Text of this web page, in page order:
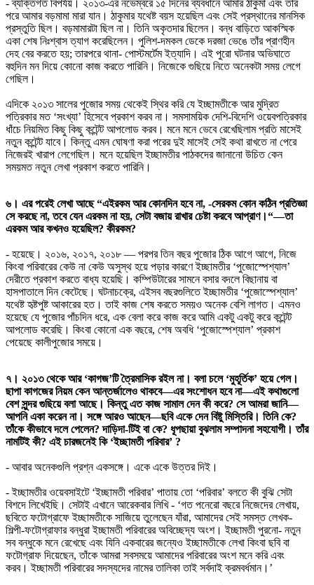
- ব্যক্তিগত বিপর্যয়। ২০১৩-এর নভেম্বরে ১৫ দিনের ব্যবধানে আমার ঠাকুমা এবং তার
পরে আমার বড়মামা মারা যান। ঠাকুমার যথেষ্ট বয়স হয়েছিল এবং সেই প্রস্থানের মানসিক
প্রস্তুতি ছিল। বড়মামারটা ছিল না। তিনি অকৃতদার ছিলেন। বন্ধ বাড়িতে আকস্মিক
একা শেষ নিঃশ্বাস ত্যাগ করেছিলেন। পুলিশ-দমকল ডেকে দরজা ভেঙে তাঁর প্রাণহীন
দেহ বের করতে হয়; তারপরে থানা- পোস্টমর্টেম ইত্যাদি। এই পুরো ঘটনার অভিঘাতে
বহুদিন মন দিয়ে কোনো কাজ করতে পারিনি। নিজেকে গুছিয়ে নিতে অনেকটা সময় লেগে
গেছিল।
এদিকে ২০১৩ সালের পুজোর সময় থেকেই স্থির করি যে ইচ্ছামতীকে আর মুদ্রিত
পত্রিকার মত ‘সংখ্যা’ হিসেবে প্রকাশ করব না। সমসাময়িক দেশি-বিদেশি ওয়েবপত্রিকার
ধাঁচে নিয়মিত কিছু কিছু কন্টেন্ট আপলোড করব। মনে মনে ভেবে রেখেছিলাম প্রতি মাসেই
নতুন কন্টেন্ট যাবে। কিন্তু এমন ঘোষণা করা পরের দুই মাসেই সেই কথা রাখতে না পেরে
নিজেরই খারাপ লেগেছিল। মনে হয়েছিল ইচ্ছামতীর পাঠকদের জানানো উচিত কেন
সময়মত নতুন লেখা প্রকাশ করতে পারিনি।
৬। এর পরেই লেখা আছে “এইরকম আর কোনদিন হবে না, -সেরকম কোন কঠিন প্রতিজ্ঞা
সে করছে না, তবে যেন এরকম না হয়, সেটা বজায় রাখার চেষ্টা করবে আপ্রাণ।“—তা
এরকম আর কখনও হয়েছিল? কীরকম?
- হয়েছে। ২০১৬, ২০১৭, ২০১৮ — পরপর তিন বছর পুজোর ঠিক আগে আগে, নিজে
কিংবা পরিবারের কেউ না কেউ অসুস্থ হয়ে পড়ার কারণে ইচ্ছামতীর ‘পুজোস্পেশ্যাল’
দেরীতে প্রকাশ করতে বাধ্য হয়েছি। কম্পিউটারের সামনে বসার বদলে বিছানায় বা
হাসপাতালে দিন কেটেছে। ঘটনাচক্রে, এইসব বছরগুলিতে ইচ্ছামতীর ‘পুজোস্পেশ্যাল’
যথেষ্ট হৃষ্টপুষ্ট আকারের হত। তাই কাজ শেষ করতে সময়ও অনেক বেশি লাগত। এমনও
হয়েছে যে পুজোর পাঁচদিন ধরে, এক বেলা করে কাজ করে আমি একটু একটু করে কন্টেন্ট
আপলোড করেছি। কিংবা কোনো এক বছরে, শেষ অবধি ‘পুজোস্পেশ্যাল’ প্রকাশ
পেয়েছে কালীপুজোর সময়ে।
৭। ২০১৩ থেকে আর ‘কাগজ’টি ত্রৈমাসিক রইল না। বলা চলে ‘মুহূর্তিক’ হয়ে গেল।
ছাপা কাগজের নিয়ম কেন আন্তর্জালেও থাকবে—এর সংশোধন হবে না—এই কথাগুলো
বেশ সুন্দর গুছিয়ে বলা আছে। কিন্তু এত কাজ সামাল দেন কী করে? সে আমরা জানি—
আপনি একা করেন না। সঙ্গে আরও আছেন—ছবি একে দেন বিষ্টু মিস্তিরি। তিনি কে?
তাঁকে কীভাবে দলে পেলেন? দাড়িদা-টিই বা কে? ধূপছায়া বুঝলাম সম্পাদনা সহযোগী। তাঁর
নামটিই কী? এই চারজনেই কি ‘ইচ্ছামতী পরিবার’ ?
- আবার অনেকগুলি প্রশ্ন একসঙ্গে। একে একে উত্তর দিই।
- ইচ্ছামতীর ওয়েবসাইটে ‘ইচ্ছামতী পরিবার’ পাতায় তো ‘পরিবার’ বলতে কী বুঝি সেটা
বিশদে লিখেইছি। সেটাই এখানে আরেকবার লিখি - ‘গত পনেরো বছরে নিজেদের লেখায়,
ছবিতে ফটোগ্রাফে ইচ্ছামতীকে সাজিয়ে তুলেছেন যাঁরা, আমাদের সেই সমস্ত লেখক-
শিল্পী-ফটোগ্রাফার বন্ধুরা ইচ্ছামতী পরিবারের অবিচ্ছেদ্য অংশ। ইচ্ছামতী পুরনো- নতুন
সব বন্ধুকে মনে রেখেছে এবং যিনি একবারের জন্যেও ইচ্ছামতীকে লেখা কিংবা ছবি বা
ফটোগ্রাফ দিয়েছেন, তাঁকে আমরা সবসময়ে আমাদের পরিবারের অংশ মনে করি এবং
করব। ইচ্ছামতী পরিবারের সদস্যদের নামের তালিকা তাই সর্বদাই ক্রমবর্ধমান।’